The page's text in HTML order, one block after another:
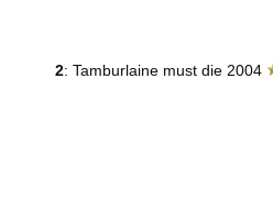
2: Tamburlaine must die 2004